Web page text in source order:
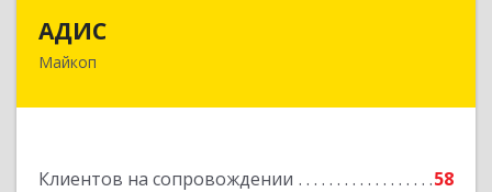
АДИС
Майкоп
Клиентов на сопровождении 58